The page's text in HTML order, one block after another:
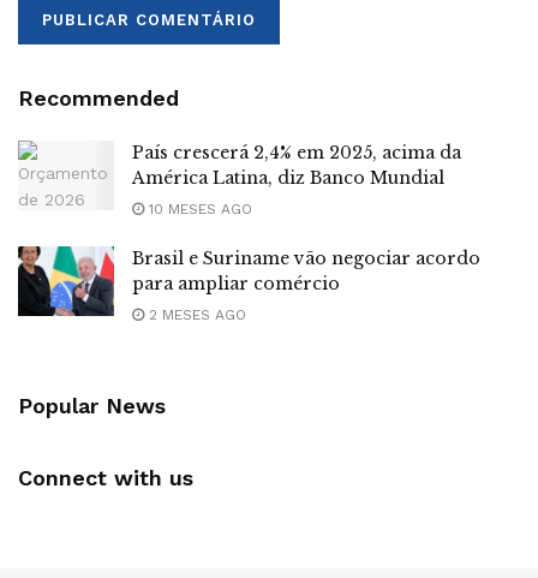
Recommended
País crescerá 2,4% em 2025, acima da
América Latina, diz Banco Mundial
10 MESES AGO
Brasil e Suriname vão negociar acordo
para ampliar comércio
2 MESES AGO
Popular News
Connect with us